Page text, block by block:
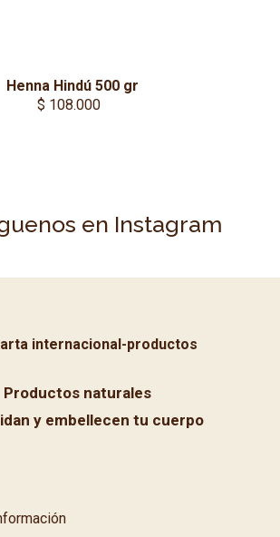
Henna Hindú 500 gr
$ 108.000
en Instagram
Productos naturales
y embellecen tu cuerpo